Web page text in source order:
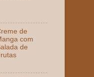
de
com
de